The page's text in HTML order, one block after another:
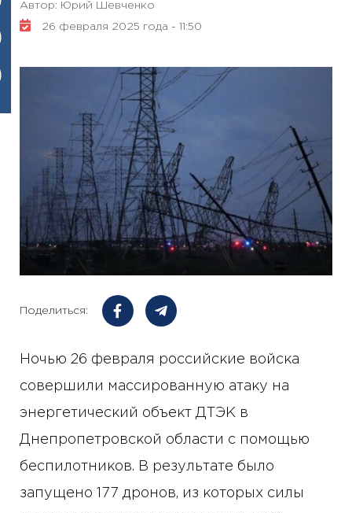
Автор: Юрий Шевченко
26 февраля 2025 года - 11:50
Поделиться:
Ночью 26 февраля российские войска
совершили массированную атаку на
энергетический объект ДТЭК в
Днепропетровской области с помощью
беспилотников. В результате было
запущено 177 дронов, из которых силы